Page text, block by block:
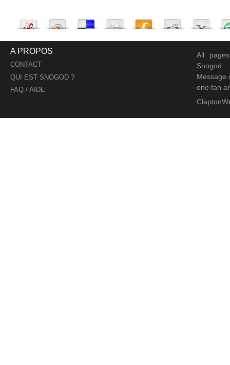
A PROPOS
CONTACT
QUI EST SNOGOD ?
FAQ / AIDE
All
Snogod
Message
one fan